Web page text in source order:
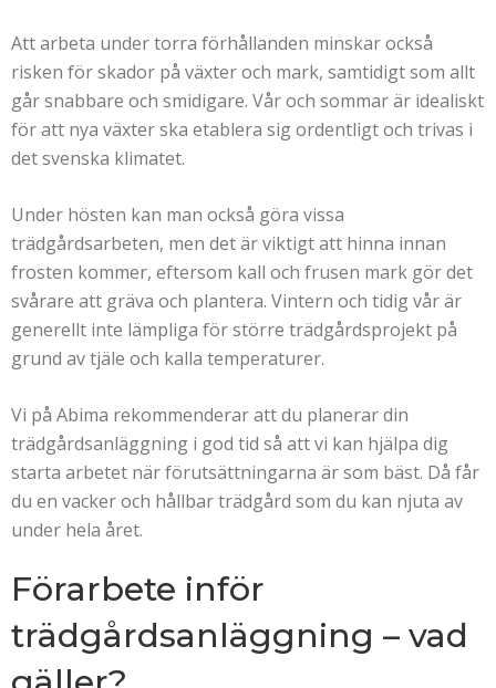
Att arbeta under torra förhållanden minskar också
risken för skador på växter och mark, samtidigt som allt
går snabbare och smidigare. Vår och sommar är idealiskt
för att nya växter ska etablera sig ordentligt och trivas i
det svenska klimatet.
Under hösten kan man också göra vissa
trädgårdsarbeten, men det är viktigt att hinna innan
frosten kommer, eftersom kall och frusen mark gör det
svårare att gräva och plantera. Vintern och tidig vår är
generellt inte lämpliga för större trädgårdsprojekt på
grund av tjäle och kalla temperaturer.
Vi på Abima rekommenderar att du planerar din
trädgårdsanläggning i god tid så att vi kan hjälpa dig
starta arbetet när förutsättningarna är som bäst. Då får
du en vacker och hållbar trädgård som du kan njuta av
under hela året.
Förarbete inför
trädgårdsanläggning – vad